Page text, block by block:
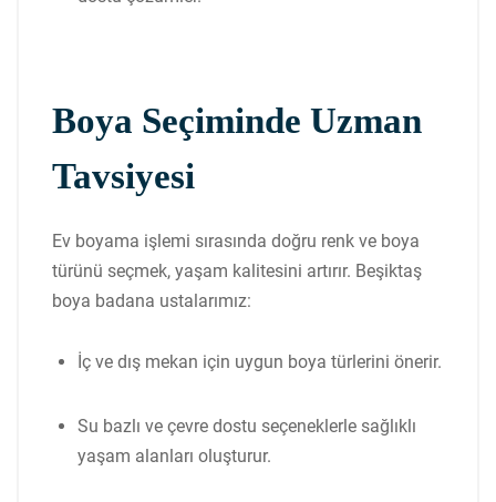
Boya Seçiminde Uzman
Tavsiyesi
Ev boyama işlemi sırasında doğru renk ve boya
türünü seçmek, yaşam kalitesini artırır. Beşiktaş
boya badana ustalarımız:
İç ve dış mekan için uygun boya türlerini önerir.
Su bazlı ve çevre dostu seçeneklerle sağlıklı
yaşam alanları oluşturur.